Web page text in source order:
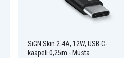
SiGN Skin 2.4A, 12W, USB-C-
kaapeli 0,25m - Musta